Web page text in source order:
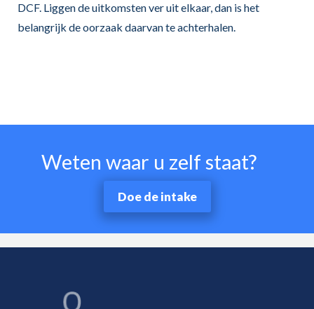
DCF. Liggen de uitkomsten ver uit elkaar, dan is het
belangrijk de oorzaak daarvan te achterhalen.
Weten waar u zelf staat?
Doe de intake